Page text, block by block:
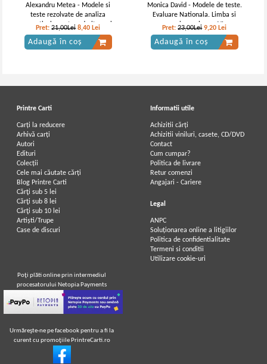
Alexandru Metea - Modele si
teste rezolvate de analiza
gramaticala pentru admiterea in
licee si invatamantul superior
Pret:21,00Lei 8,40 Lei
Adaugă în coș
Monica David - Modele de teste.
Evaluare Nationala. Limba si
comunicare clasa a VI-a
Pret:23,00Lei 9,20 Lei
Adaugă în coș
Printre Carti
Carți la reducere
Arhivă carți
Autori
Edituri
Colecții
Cele mai căutate cărți
Blog Printre Carti
Cărţi sub 5 lei
Cărţi sub 8 lei
Cărţi sub 10 lei
Artiști/Trupe
Case de discuri
Informatii utile
Achizitii cărți
Achizitii viniluri, casete, CD/DVD
Contact
Cum cumpar?
Politica de livrare
Retur comenzi
Angajari - Cariere
Legal
ANPC
Soluționarea online a litigiilor
Politica de confidentialitate
Termeni si conditii
Utilizare cookie-uri
Poţi plăti online prin intermediul
procesatorului Netopia Payments
Urmăreşte-ne pe facebook pentru a fi la
curent cu promoţiile PrintreCarti.ro